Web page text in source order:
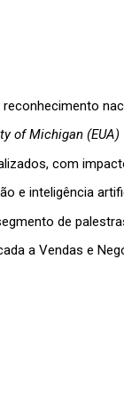
of Michigan (EUA)
com
e inteligência
de
a Vendas e